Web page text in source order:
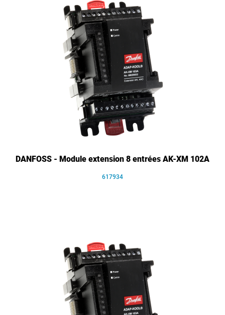
DANFOSS - Module extension 8 entrées AK-XM 102A
617934